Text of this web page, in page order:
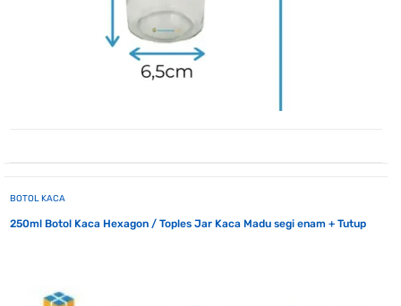
BOTOL KACA
250ml Botol Kaca Hexagon / Toples Jar Kaca Madu segi enam + Tutup